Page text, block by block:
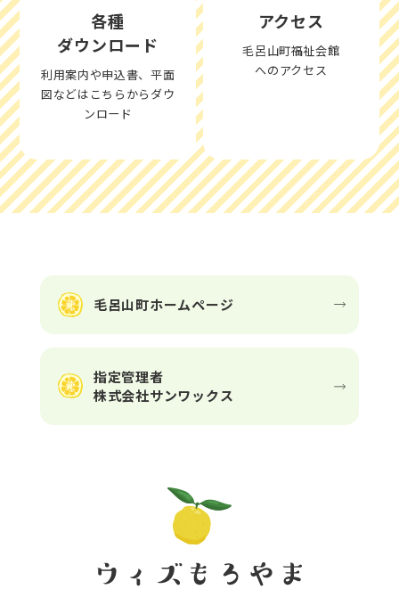
各種
ダウンロード
利用案内や申込書、平面
図などはこちらからダウ
ンロード
アクセス
毛呂山町福祉会館
へのアクセス
毛呂山町ホームページ
指定管理者
株式会社サンワックス